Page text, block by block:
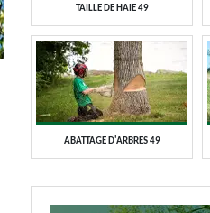
TAILLE DE HAIE 49
ABATTAGE D'ARBRES 49